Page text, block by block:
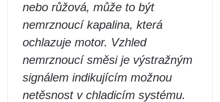
nebo růžová, může to být
nemrznoucí kapalina, která
ochlazuje motor. Vzhled
nemrznoucí směsi je výstražným
signálem indikujícím možnou
netěsnost v chladicím systému.